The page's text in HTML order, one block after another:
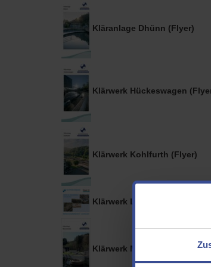
Kläranlage Dhünn (Flyer)
Klärwerk Hückeswagen
Klärwerk Kohlfurth (Flyer)
Klärwerk Leverkusen
Klärwerk Marienheide (Flyer)